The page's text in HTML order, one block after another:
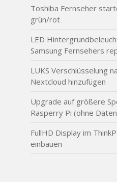
Toshiba Fernseher
grün/rot
LED
Samsung Fernsehers
LUKS Verschlüsselung
Nextcloud hinzufügen
Upgrade auf größere
Rasperry Pi (ohne
FullHD Display im
einbauen